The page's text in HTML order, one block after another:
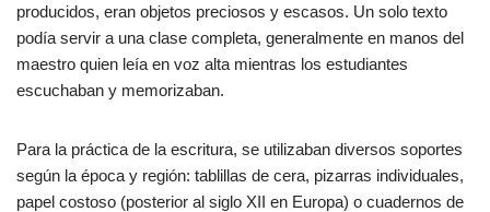
producidos, eran objetos preciosos y escasos. Un solo texto
podía servir a una clase completa, generalmente en manos del
maestro quien leía en voz alta mientras los estudiantes
escuchaban y memorizaban.
Para la práctica de la escritura, se utilizaban diversos soportes
según la época y región: tablillas de cera, pizarras individuales,
papel costoso (posterior al siglo XII en Europa) o cuadernos de